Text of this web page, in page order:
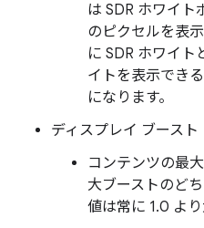
は SDR ホワイト
のピクセルを表
に SDR ホワイト
イトを表示でき
になります。
ディスプレイ ブースト
コンテンツの最
大ブーストのど
値は常に 1.0 より